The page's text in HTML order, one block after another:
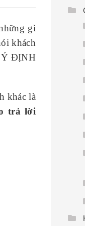
gì
khách
Ý ĐỊNH
khác là
trả lời